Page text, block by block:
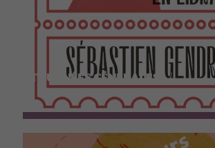
TOURNÉES GÉNÉRALES